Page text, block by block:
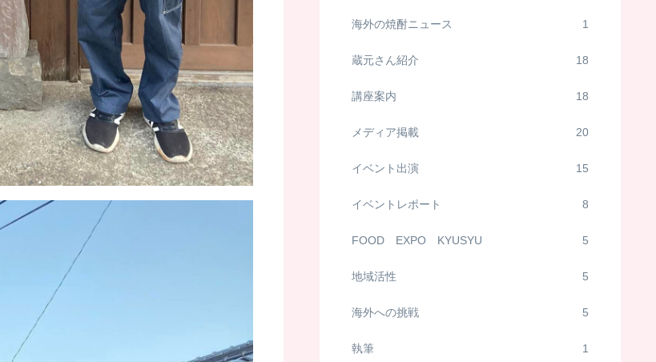
海外の焼酎ニュース 1
蔵元さん紹介 18
講座案内 18
メディア掲載 20
イベント出演 15
イベントレポート 8
FOOD EXPO KYUSYU 5
地域活性 5
海外への挑戦 5
執筆 1